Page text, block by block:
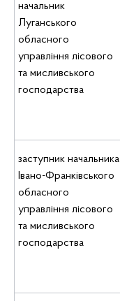
начальник
Луганського
обласного
управління лісового
та мисливського
господарства
заступник начальника
Івано-Франківського
обласного
управління лісового
та мисливського
господарства